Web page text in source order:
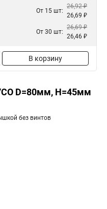
От 15 шт:
26,92 ₽
26,69 ₽
От 30 шт:
26,69 ₽
26,46 ₽
В корзину
D=80мм, H=45мм
без винтов